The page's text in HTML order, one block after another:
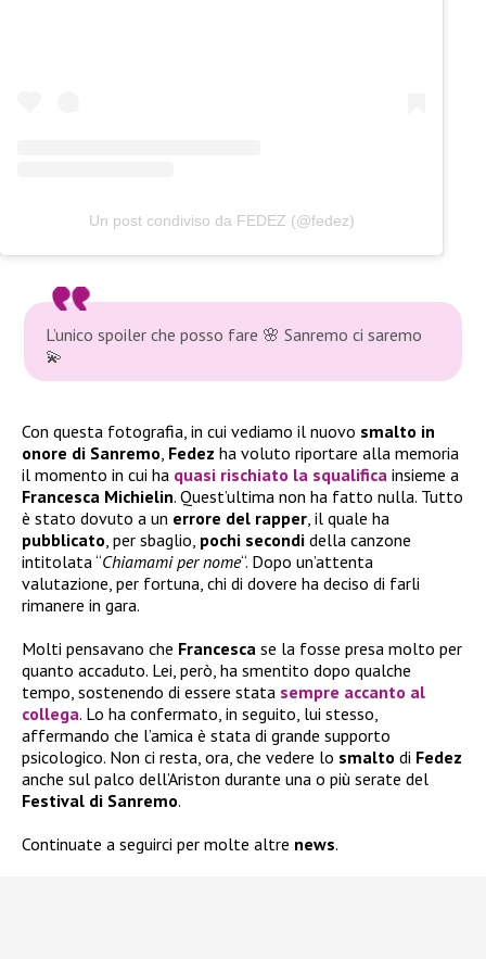
Un post condiviso da FEDEZ (@fedez)
L’unico spoiler che posso fare 🌸 Sanremo ci saremo
💫
Con questa fotografia, in cui vediamo il nuovo smalto in
onore di Sanremo Fedez ha voluto riportare alla memoria
il momento in cui ha quasi rischiato la squalifica insieme a
Francesca Michielin. Quest’ultima non ha fatto nulla. Tutto
è stato dovuto a un errore del rapper , il quale ha
pubblicato , per sbaglio, pochi secondi della canzone
intitolata “Chiamami per nome“. Dopo un’attenta
valutazione, per fortuna, chi di dovere ha deciso di farli
rimanere in gara.
Molti pensavano che Francesca se la fosse presa molto per
quanto accaduto. Lei, però, ha smentito dopo qualche
tempo, sostenendo di essere stata sempre accanto al
collega. Lo ha confermato, in seguito, lui stesso,
affermando che l’amica è stata di grande supporto
psicologico. Non ci resta, ora, che vedere lo smalto di Fedez
anche sul palco dell’Ariston durante una o più serate del
Festival di Sanremo.
Continuate a seguirci per molte altre news.